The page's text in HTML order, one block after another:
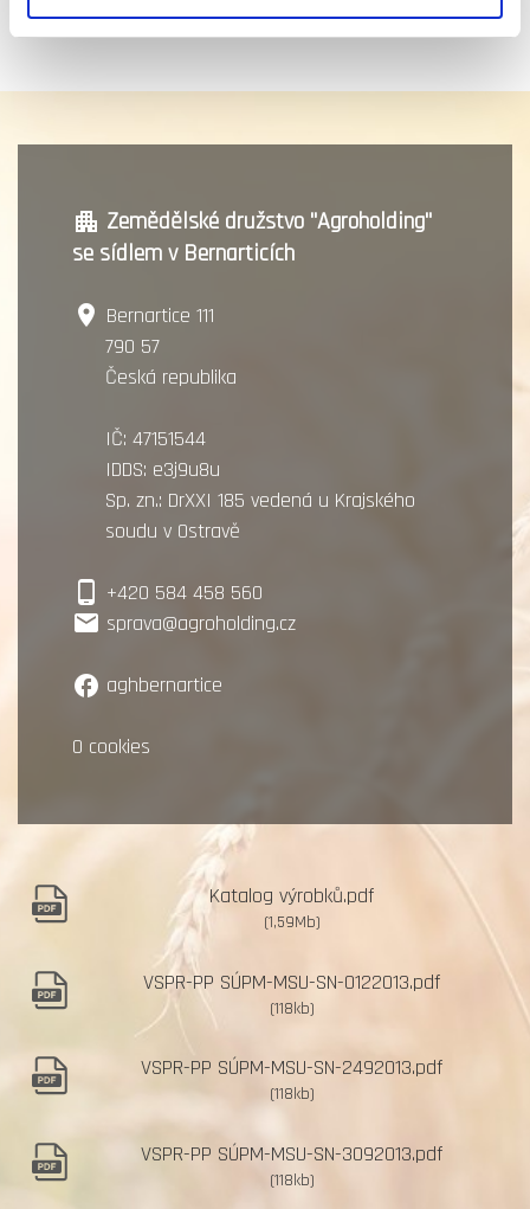
apartment Zemědělské družstvo "Agroholding"
se sídlem v Bernarticích
place Bernartice 111
790 57
Česká republika
IČ: 47151544
IDDS: e3j9u8u
Sp. zn.: DrXXI 185 vedená u Krajského
soudu v Ostravě
phone_android +420 584 458 560
local_post_office sprava@agroholding.cz
facebook aghbernartice
O cookies
Katalog výrobků.pdf
(1,59Mb)
VSPR-PP SÚPM-MSU-SN-0122013.pdf
(118kb)
VSPR-PP SÚPM-MSU-SN-2492013.pdf
(118kb)
VSPR-PP SÚPM-MSU-SN-3092013.pdf
(118kb)